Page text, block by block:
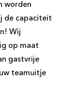
worden
de capaciteit
Wij
op maat
gastvrije
teamuitje